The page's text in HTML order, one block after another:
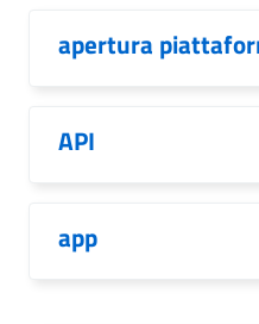
apertura
API
app